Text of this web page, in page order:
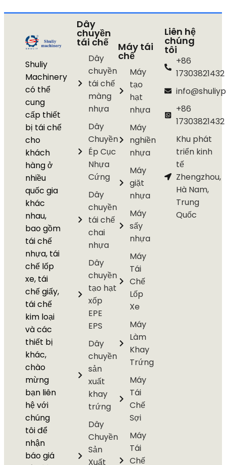
Shuliy
Machinery
có thể
cung
cấp thiết
bị tái chế
cho
khách
hàng ở
nhiều
quốc gia
khác
nhau,
bao gồm
tái chế
nhựa, tái
chế lốp
xe, tái
chế giấy,
tái chế
kim loại
và các
thiết bị
khác,
chào
mừng
bạn liên
hệ với
chúng
tôi để
nhận
báo giá
Dây
chuyền
tái chế
Dây
chuyền
tái chế
màng
nhựa
Dây
Chuyền
Ép Cục
Nhựa
Cứng
Dây
chuyền
tái chế
chai
nhựa
Dây
chuyền
tạo hạt
xốp
EPE
EPS
Dây
chuyền
sản
xuất
khay
trứng
Dây
Chuyền
Sản
Xuất
Máy tái
chế
Máy
tạo
hạt
nhựa
Máy
nghiền
nhựa
Máy
giặt
nhựa
Máy
sấy
nhựa
Máy
Tái
Chế
Lốp
Xe
Máy
Làm
Khay
Trứng
Máy
Tái
Chế
Sợi
Máy
Tái
Chế
Liên hệ
chúng
tôi
+86
17303821432
+86
17303821432
Khu phát
triển kinh
tế
Zhengzhou,
Hà Nam,
Trung
Quốc